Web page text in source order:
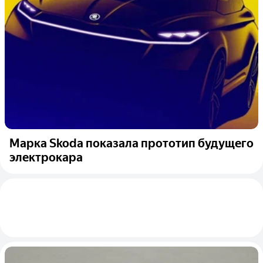
Марка Skoda показала прототип будущего
электрокара